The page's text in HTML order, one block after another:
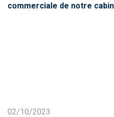
commerciale de notre
02/10/2023